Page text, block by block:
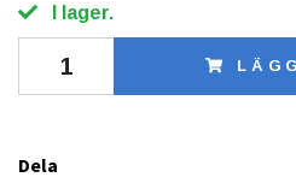
I lager.
Dela